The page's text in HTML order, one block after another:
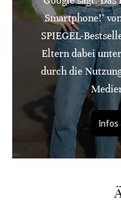
Smartphone!"
SPIEGEL-
Eltern dabei
durch die
Infos